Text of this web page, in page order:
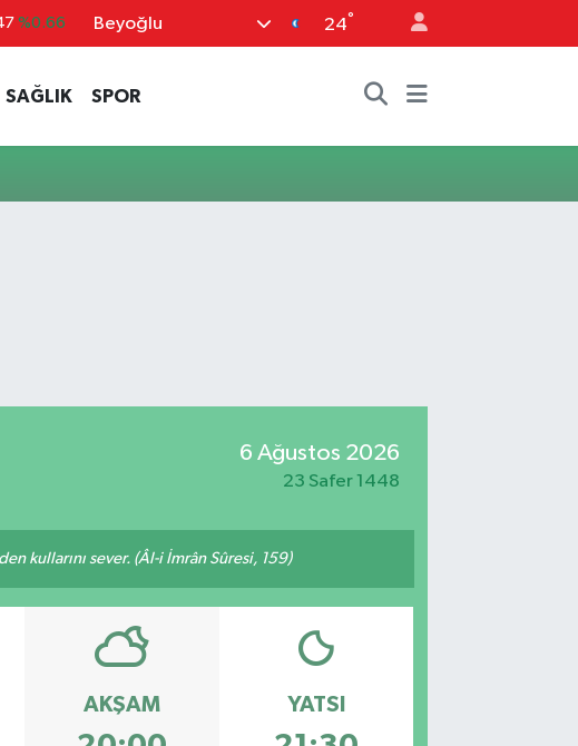
%0.05
%0.18
%0
Beyoğlu 24°
SAĞLIK SPOR
6 Ağustos 2026
23 Safer 1448
kullarını sever. (Âl-i İmrân Sûresi, 159)
AKŞAM YATSI